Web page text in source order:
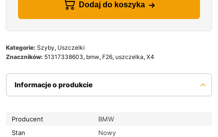
Dodaj do koszyka
Kategorie: Szyby, Uszczelki
Znaczników: 51317338603, bmw, F26, uszczelka, X4
Informacje o produkcie
Producent
BMW
Stan
Nowy